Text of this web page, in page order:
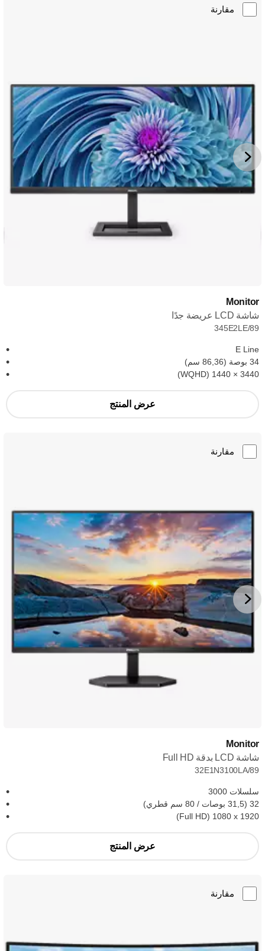
مقارنة
Monitor
شاشة LCD عريضة جدًا
345E2LE/89
E Line
34 بوصة (86,36 سم)
3440‏ × 1440 (WQHD)
عرض المنتج
مقارنة
Monitor
شاشة LCD بدقة Full HD
32E1N3100LA/89
سلسلات 3000
32 (31,5 بوصات / 80 سم قطري)
1920 x ‏1080 (Full HD)
عرض المنتج
مقارنة